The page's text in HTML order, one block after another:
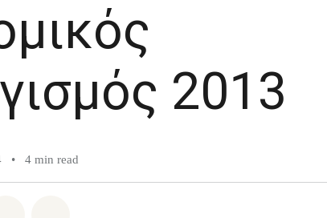
2013
• 4 min read